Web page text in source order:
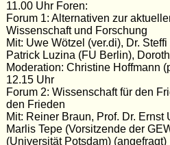
11.00 Uhr Foren:
Forum 1: Alternativen zur
Wissenschaft und Forschung
Mit: Uwe Wötzel (ver.di), Dr.
Patrick Luzina (FU Berlin),
Moderation: Christine Hoffmann
12.15 Uhr
Forum 2: Wissenschaft für den
den Frieden
Mit: Reiner Braun, Prof. Dr. Ernst
Marlis Tepe (Vorsitzende der
(Universität Potsdam) (angefragt)